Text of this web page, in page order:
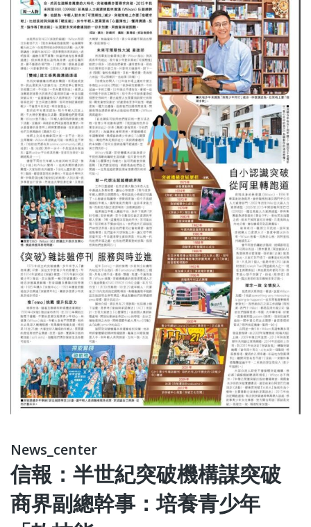
News_center
信報：半世紀突破機構謀突破
商界副總幹事：培養青少年